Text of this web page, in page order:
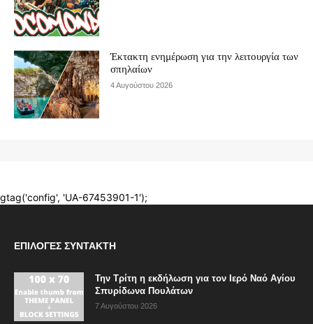
ΕΠΙΛΟΓΈΣ ΣΥΝΤΆΚΤΗ
Την Τρίτη η εκδήλωση για τον Ιερό Ναό Αγίου
Σπυρίδωνα Πουλάτων
7 Αυγούστου 2026